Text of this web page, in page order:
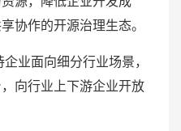
协作的开源治理生态。
业面向细分行业场景，
向行业上下游企业开放